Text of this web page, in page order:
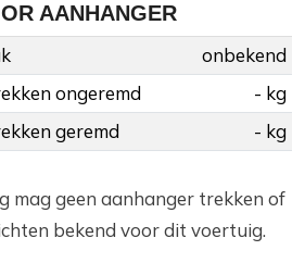
AANHANGER
onbekend
ongeremd
- kg
geremd
- kg
mag geen aanhanger trekken of
bekend voor dit voertuig.